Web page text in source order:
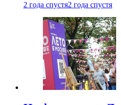
2 года спустя2 года спустя